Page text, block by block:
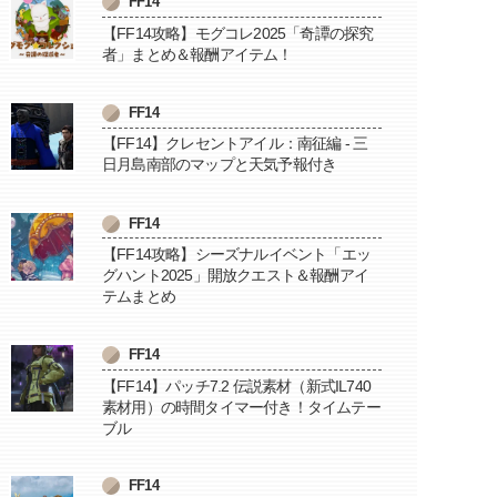
【FF14攻略】モグコレ2025「奇譚の探究
者」まとめ＆報酬アイテム！
FF14
【FF14】クレセントアイル：南征編 - 三
日月島南部のマップと天気予報付き
FF14
【FF14攻略】シーズナルイベント「エッ
グハント2025」開放クエスト＆報酬アイ
テムまとめ
FF14
【FF14】パッチ7.2 伝説素材（新式IL740
素材用）の時間タイマー付き！タイムテー
ブル
FF14